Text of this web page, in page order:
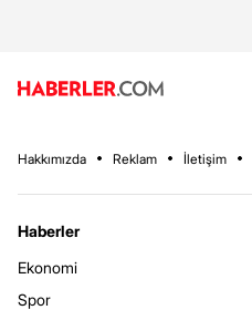
Hakkımızda Reklam İletişim
Haberler
Ekonomi
Spor